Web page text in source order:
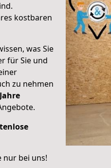
kostbaren
was Sie
für Sie und
zu nehmen
nur bei uns!